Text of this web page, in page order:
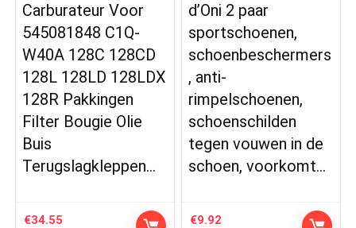
Carburateur Voor
545081848 C1Q-
W40A 128C 128CD
128L 128LD 128LDX
128R Pakkingen
Filter Bougie Olie
Buis
Terugslagkleppen…
€34.55
d’Oni 2 paar
sportschoenen,
schoenbeschermers
, anti-
rimpelschoenen,
schoenschilden
tegen vouwen in de
schoen, voorkomt…
€9.92